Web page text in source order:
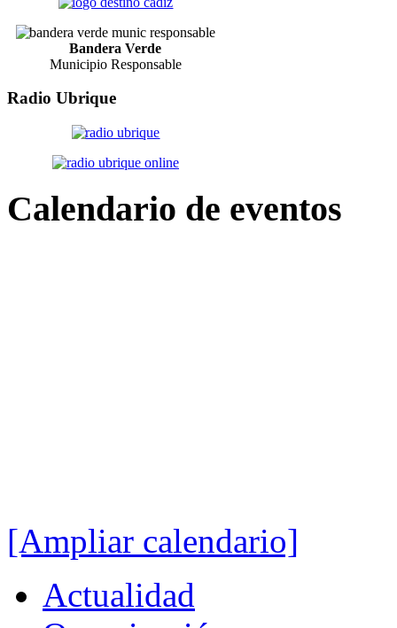
Bandera Verde
Municipio Responsable
Radio Ubrique
Calendario de eventos
[Ampliar calendario]
Actualidad